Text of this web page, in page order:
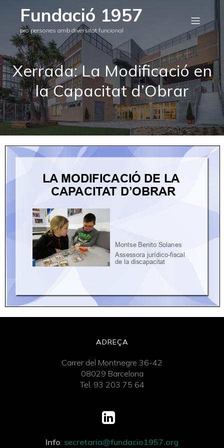
Fundació 1957
pro persones amb diversitat funcional
Xerrada: La Modificació en
la Capacitat d’Obrar
ADREÇA
Carrer del Montnegre 36-42
08029 Barcelona
Tel. 93 203 75 64
Info: secretaria@fundacio1957.org